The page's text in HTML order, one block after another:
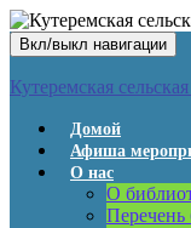
Вкл/выкл навигации
Кутеремская
Домой
Афиша
О нас
О
Перечень